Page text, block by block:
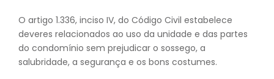
O artigo 1.336, inciso IV, do Código Civil estabelece
deveres relacionados ao uso da unidade e das partes
do condomínio sem prejudicar o sossego, a
salubridade, a segurança e os bons costumes.